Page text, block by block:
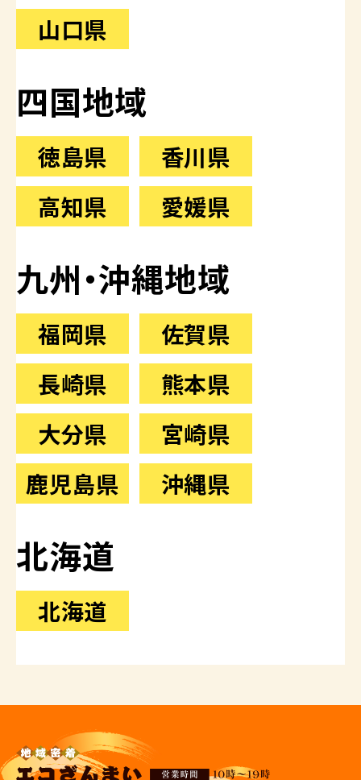
山口県
四国地域
徳島県
香川県
高知県
愛媛県
九州・沖縄地域
福岡県
佐賀県
長崎県
熊本県
大分県
宮崎県
鹿児島県
沖縄県
北海道
北海道